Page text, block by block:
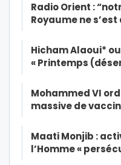
Radio Orient :
Royaume ne
Hicham Alaoui*
« Printemps
Mohammed VI
massive de
Maati Monjib :
l’Homme «